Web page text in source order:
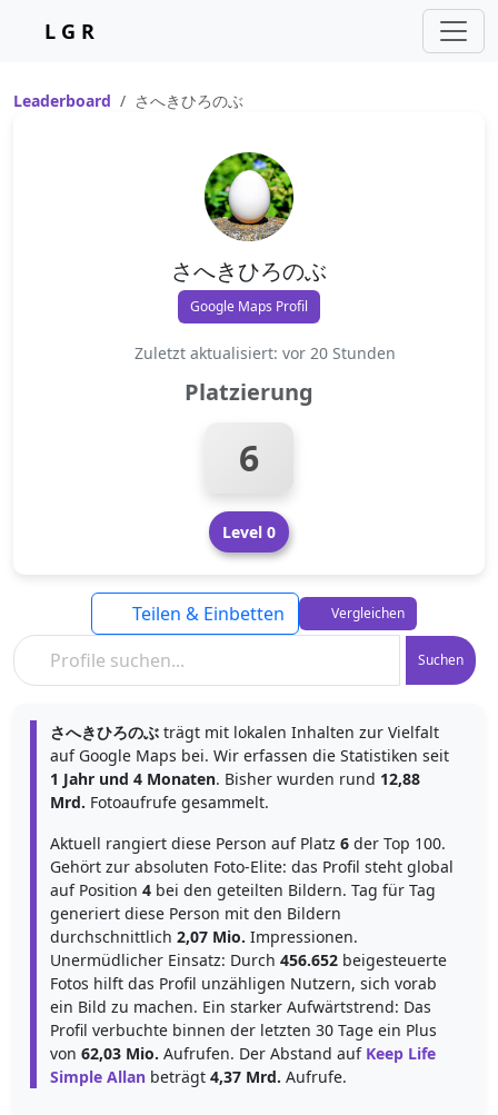
L G R
Leaderboard さへきひろのぶ
さへきひろのぶ
Google Maps Profil
Zuletzt aktualisiert: vor 20 Stunden
Platzierung
6
Level 0
Suchen
Teilen & Einbetten Vergleichen
さへきひろのぶ trägt mit lokalen Inhalten zur Vielfalt
auf Google Maps bei. Wir erfassen die Statistiken seit
1 Jahr und 4 Monaten. Bisher wurden rund 12,88
Mrd. Fotoaufrufe gesammelt.
Aktuell rangiert diese Person auf Platz 6 der Top 100.
Gehört zur absoluten Foto-Elite: das Profil steht global
auf Position 4 bei den geteilten Bildern. Tag für Tag
generiert diese Person mit den Bildern
durchschnittlich 2,07 Mio. Impressionen.
Unermüdlicher Einsatz: Durch 456.652 beigesteuerte
Fotos hilft das Profil unzähligen Nutzern, sich vorab
ein Bild zu machen. Ein starker Aufwärtstrend: Das
Profil verbuchte binnen der letzten 30 Tage ein Plus
von 62,03 Mio. Aufrufen. Der Abstand auf Keep Life
Simple Allan beträgt 4,37 Mrd. Aufrufe.